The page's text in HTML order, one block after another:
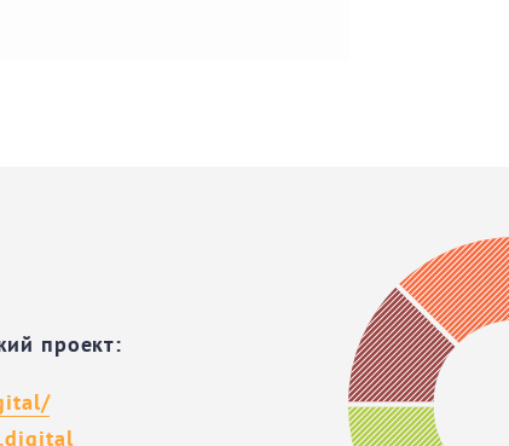
проект: